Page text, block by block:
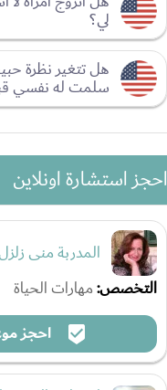
لي؟
هل تتغير نظرة
سلمت له نفسي
احجز استشارة اونلاين
المدربة منى زلزل
التخصص:مهارات الحياة
احجز